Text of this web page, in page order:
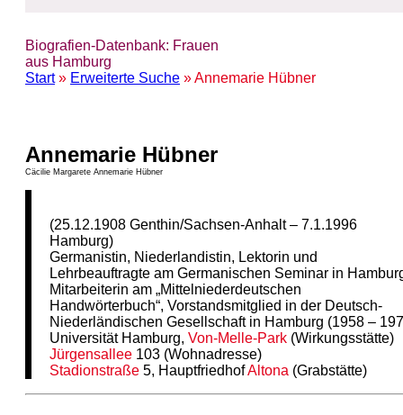
Biografien-Datenbank: Frauen
aus Hamburg
Start» Erweiterte Suche » Annemarie Hübner
Annemarie Hübner
Cäcilie Margarete Annemarie Hübner
(25.12.1908 Genthin/Sachsen-Anhalt – 7.1.1996
Hamburg)
Germanistin, Niederlandistin, Lektorin und
Lehrbeauftragte am Germanischen Seminar in
Mitarbeiterin am „Mittelniederdeutschen
Handwörterbuch“, Vorstandsmitglied in der Deutsch-
Niederländischen Gesellschaft in Hamburg (1958 –
Universität Hamburg,Von-Melle-Park (Wirkungsstätte)
Jürgensallee 103 (Wohnadresse)
Stadionstraße 5, HauptfriedhofAltona (Grabstätte)